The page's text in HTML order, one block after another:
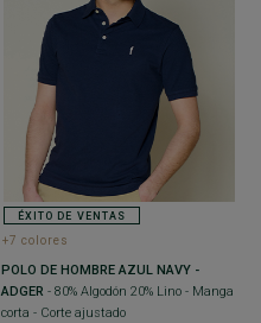
ÉXITO DE VENTAS
+7 colores
POLO DE HOMBRE AZUL NAVY -
ADGER - 80% Algodón 20% Lino - Manga
corta - Corte ajustado